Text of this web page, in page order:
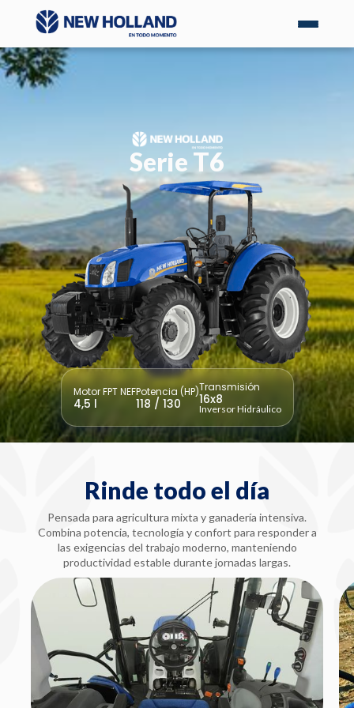
Serie T6
Motor FPT NEF
4,5 l
Potencia (HP)
118 / 130
Transmisión
16x8
Inversor Hidráulico
Rinde todo el día
Pensada para agricultura mixta y ganadería intensiva.
Combina potencia, tecnología y confort para responder a
las exigencias del trabajo moderno, manteniendo
productividad estable durante jornadas largas.